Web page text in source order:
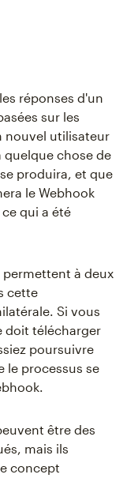
réponses d'un
sur les
nouvel utilisateur
chose de
produira, et que
le Webhook
qui a été
permettent à deux
cette
Si vous
doit télécharger
poursuivre
le processus se
être des
mais ils
concept